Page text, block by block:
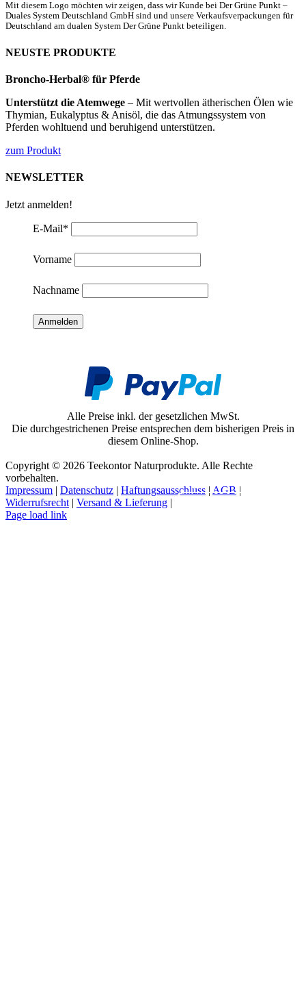
Mit diesem Logo möchten wir zeigen, dass wir Kunde bei Der Grüne Punkt –
Duales System Deutschland GmbH sind und unsere Verkaufsverpackungen für
Deutschland am dualen System Der Grüne Punkt beteiligen.
NEUSTE PRODUKTE
Broncho-Herbal® für Pferde
Unterstützt die Atemwege – Mit wertvollen ätherischen Ölen wie
Thymian, Eukalyptus & Anisöl, die das Atmungssystem von
Pferden wohltuend und beruhigend unterstützen.
zum Produkt
NEWSLETTER
Jetzt anmelden!
E-Mail*
Vorname
Nachname
Alle Preise inkl. der gesetzlichen MwSt.
Die durchgestrichenen Preise entsprechen dem bisherigen Preis in
diesem Online-Shop.
Copyright © 2026 Teekontor Naturprodukte. Alle Rechte
vorbehalten.
Impressum | Datenschutz | Haftungsausschluss | AGB |
Widerrufsrecht | Versand & Lieferung |
Page load link